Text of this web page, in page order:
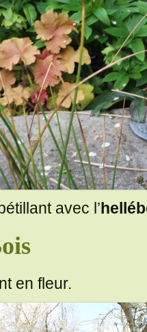
avec l’
en fleur.